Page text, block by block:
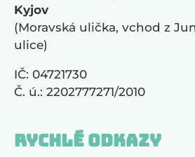
Kyjov
(Moravská ulička, vchod z
ulice)
IČ: 04721730
Č. ú.: 2202777271/2010
Rychlé odkazy